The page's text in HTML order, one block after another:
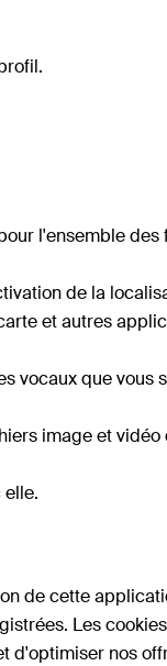
l'ensemble des
de la
et autres
vocaux que vous
image et vidéo
elle.
de cette
Les
nos